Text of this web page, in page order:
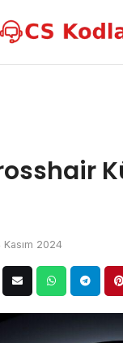
Kasım 2024